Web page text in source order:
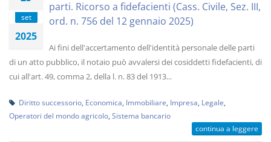
set
2025
parti. Ricorso a fidefacienti (Cass. Civile, Sez. III,
ord. n. 756 del 12 gennaio 2025)
Ai fini dell'accertamento dell'identità personale delle parti
di un atto pubblico, il notaio può avvalersi dei cosiddetti fidefacienti, di
cui all'art. 49, comma 2, della l. n. 83 del 1913...
Diritto successorio Economica Immobiliare Impresa Legale
Operatori del mondo agricolo Sistema bancario
continua a leggere